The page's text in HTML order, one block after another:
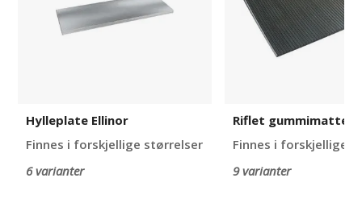
Hylleplate Ellinor
Finnes i forskjellige størrelser
6 varianter
Riflet gummimatte
Finnes i forskjellige
9 varianter